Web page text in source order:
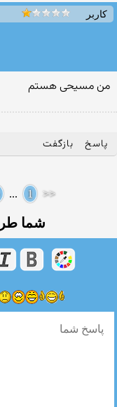
کاربر
من مسیحی هستم
پاسخ بازگفت
<<
1
...
شما